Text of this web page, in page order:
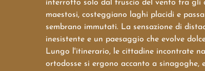
interrotto solo dal fruscio del vento tra gli
maestosi, costeggiano laghi placidi e
sembrano immutati. La sensazione di
inesistente e un paesaggio che evolve
Lungo l'itinerario, le cittadine incontrate
ortodosse si ergono accanto a